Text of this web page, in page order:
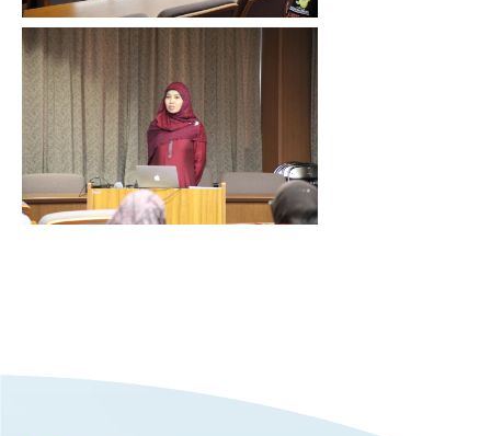
ADMISSION
入試情報
RESEARCH
研究
SOCIAL
社会連携